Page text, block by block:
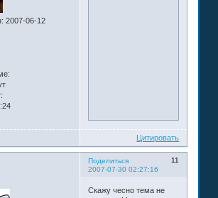
: 2007-06-12
Цитировать
Поделиться
11
2007-07-30 02:27:16
Скажу чесно тема не